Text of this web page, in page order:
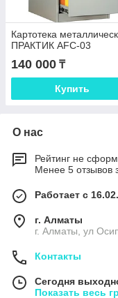
Картотека
ПРАКТИК AFC-03
140 000 ₸
Купить
О нас
Рейтинг не
Менее 5 отзывов
Работает с
г. Алматы
г. Алматы, ул
Контакты
Сегодня
Показать весь